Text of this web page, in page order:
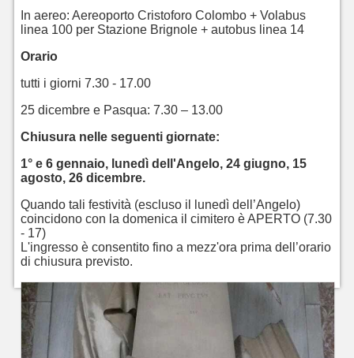
In aereo: Aereoporto Cristoforo Colombo + Volabus
linea 100 per Stazione Brignole + autobus linea 14
Orario
tutti i giorni 7.30 - 17.00
25 dicembre e Pasqua: 7.30 – 13.00
Chiusura nelle seguenti giornate:
1° e 6 gennaio, lunedì dell'Angelo, 24 giugno, 15
agosto, 26 dicembre.
Quando tali festività (escluso il lunedì dell’Angelo)
coincidono con la domenica il cimitero è APERTO (7.30
- 17)
L'ingresso è consentito fino a mezz'ora prima dell’orario
di chiusura previsto.